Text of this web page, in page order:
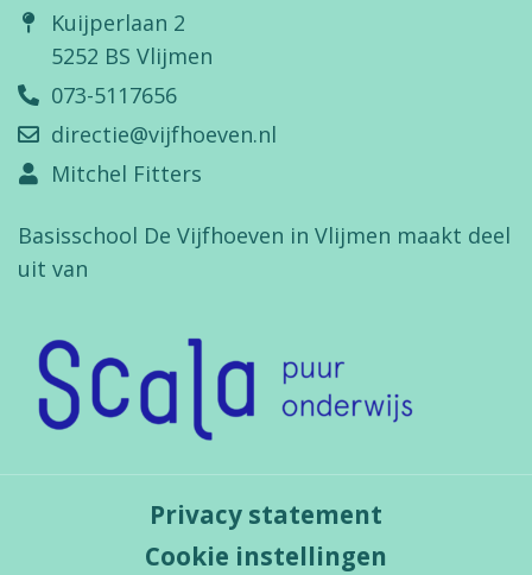
Kuijperlaan 2
5252 BS Vlijmen
073-5117656
directie@vijfhoeven.nl
Mitchel Fitters
Basisschool De Vijfhoeven in Vlijmen maakt deel
uit van
Privacy statement
Cookie instellingen